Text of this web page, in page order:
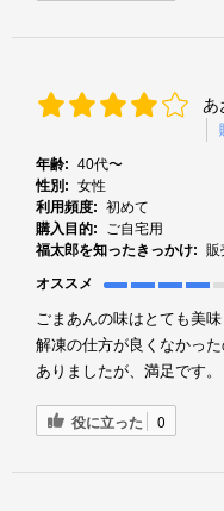
あ
年齢: 40代〜
性別: 女性
利用頻度: 初めて
購入目的:
ご自宅用
福太郎を知ったきっかけ: 販
オススメ
ごまあんの味はとても美味
解凍の仕方が良くなかっ
ありましたが、満足です。
役に立った 0